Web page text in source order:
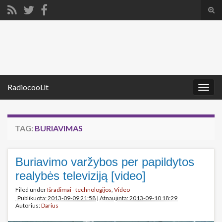
Radiocool.lt
TAG: BURIAVIMAS
Buriavimo varžybos per papildytos
realybės televiziją [video]
Filed underIšradimai - technologijos, Video
Publikuota: 2013-09-09 21:58 | Atnaujinta: 2013-09-10 18:29
Autorius:Darius